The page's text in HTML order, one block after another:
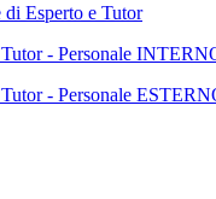
Esperto e Tutor
- Personale
- Personale